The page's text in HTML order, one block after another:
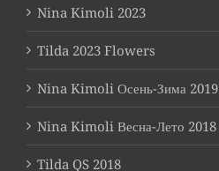
Nina Kimoli 2023
Tilda 2023 Flowers
Nina Kimoli Осень-Зима 2019
Nina Kimoli Весна-Лето 2018
Tilda QS 2018